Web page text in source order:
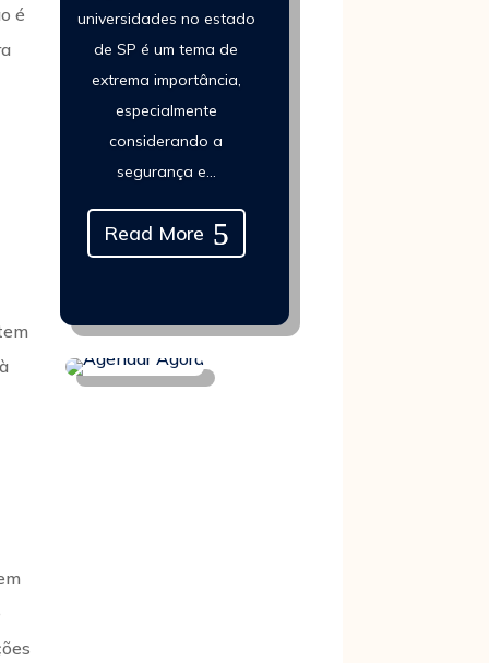
é
universidades no estado
de SP é um tema de
extrema importância,
especialmente
considerando a
segurança e...
Read More